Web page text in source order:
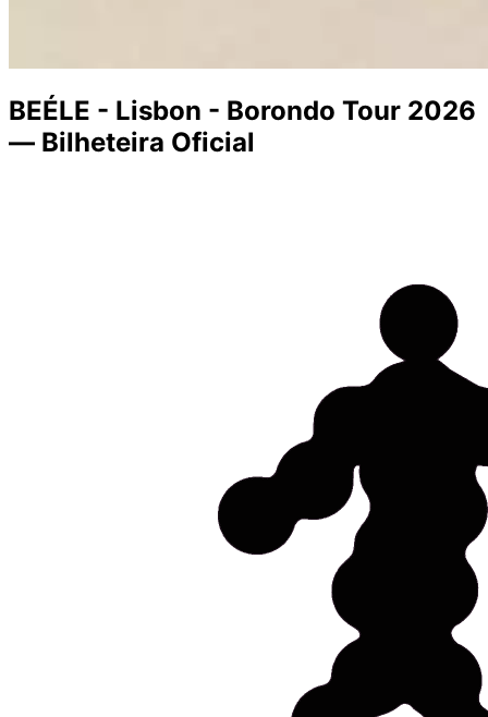
BEÉLE - Lisbon - Borondo Tour 2026
— Bilheteira Oficial